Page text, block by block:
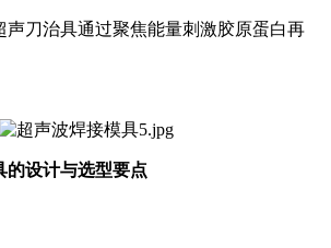
刀治具通过聚焦能量刺激胶原蛋白再
的设计与选型要点